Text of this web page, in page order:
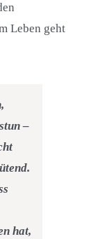
Leben geht
–
hat,